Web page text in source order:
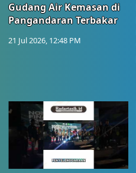
Gudang Air Kemasan di
Pangandaran Terbakar
21 Jul 2026, 12:48 PM